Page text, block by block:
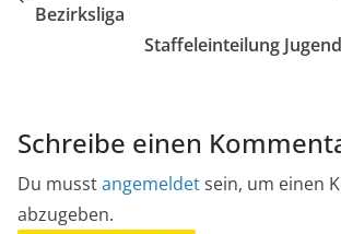
Bezirksliga
Staffeleinteilung
Schreibe einen
Du musstangemeldetsein, um einen
abzugeben.